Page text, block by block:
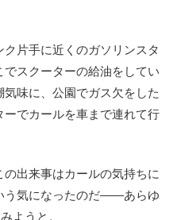
片手に近くのガソリンスタ
スクーターの給油をしてい
味に、公園でガス欠をした
でカールを車まで連れて行
出来事はカールの気持ちに
う気になったのだ――あらゆ
ようと。